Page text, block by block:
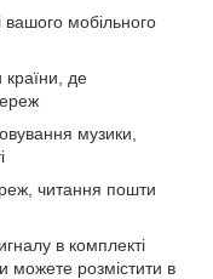
вашого мобільного
країни, де
музики,
читання пошти
в комплекті
можете розмістити в